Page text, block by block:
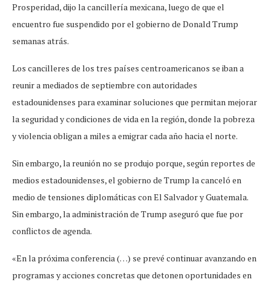
Prosperidad, dijo la cancillería mexicana, luego de que el
encuentro fue suspendido por el gobierno de Donald Trump
semanas atrás.
Los cancilleres de los tres países centroamericanos se iban a
reunir a mediados de septiembre con autoridades
estadounidenses para examinar soluciones que permitan mejorar
la seguridad y condiciones de vida en la región, donde la pobreza
y violencia obligan a miles a emigrar cada año hacia el norte.
Sin embargo, la reunión no se produjo porque, según reportes de
medios estadounidenses, el gobierno de Trump la canceló en
medio de tensiones diplomáticas con El Salvador y Guatemala.
Sin embargo, la administración de Trump aseguró que fue por
conflictos de agenda.
«En la próxima conferencia (…) se prevé continuar avanzando en
programas y acciones concretas que detonen oportunidades en